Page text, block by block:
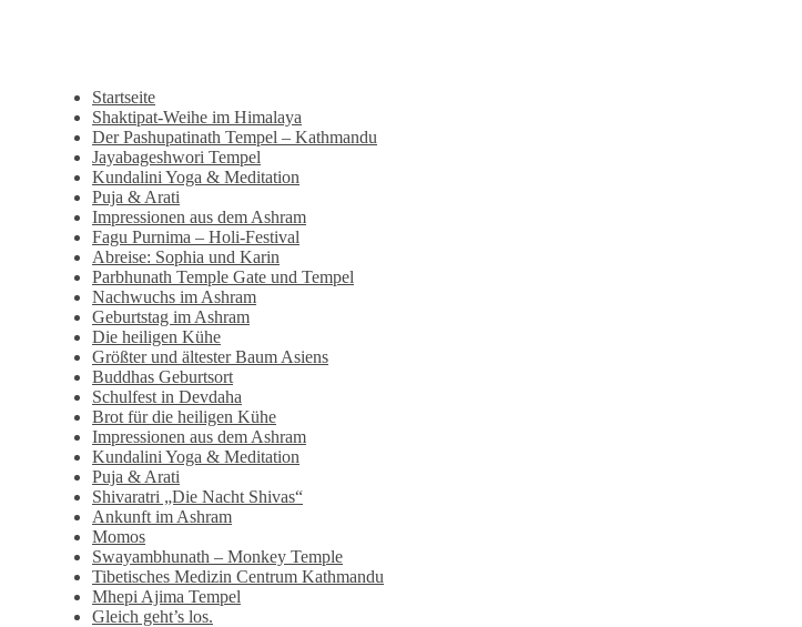
Startseite
Shaktipat-Weihe im Himalaya
Der Pashupatinath Tempel – Kathmandu
Jayabageshwori Tempel
Kundalini Yoga & Meditation
Puja & Arati
Impressionen aus dem Ashram
Fagu Purnima – Holi-Festival
Abreise: Sophia und Karin
Parbhunath Temple Gate und Tempel
Nachwuchs im Ashram
Geburtstag im Ashram
Die heiligen Kühe
Größter und ältester Baum Asiens
Buddhas Geburtsort
Schulfest in Devdaha
Brot für die heiligen Kühe
Impressionen aus dem Ashram
Kundalini Yoga & Meditation
Puja & Arati
Shivaratri „Die Nacht Shivas“
Ankunft im Ashram
Momos
Swayambhunath – Monkey Temple
Tibetisches Medizin Centrum Kathmandu
Mhepi Ajima Tempel
Gleich geht’s los.